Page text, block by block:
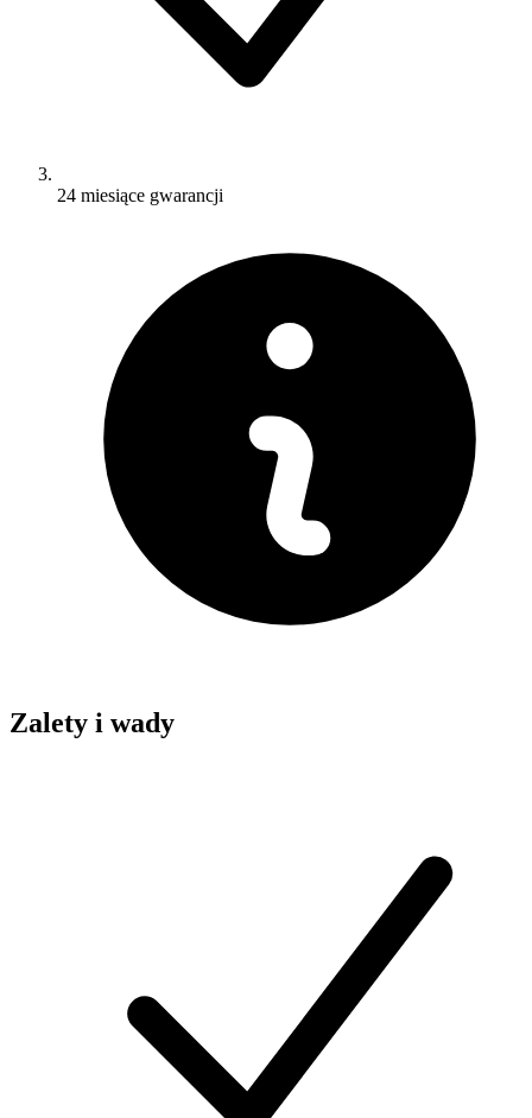
24 miesiące gwarancji
Zalety i wady